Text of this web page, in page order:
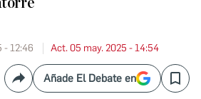
- 12:46 Act. 05 may. 2025 - 14:54
CompartirAñade El Debate en Save